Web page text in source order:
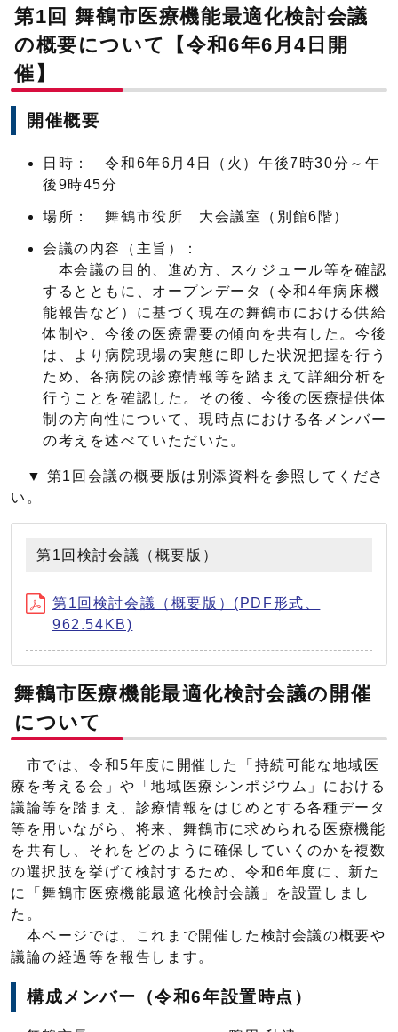
第1回 舞鶴市医療機能最適化検討会議
の概要について【令和6年6月4日開
催】
開催概要
日時： 令和6年6月4日（火）午後7時30分～午
後9時45分
場所： 舞鶴市役所 大会議室（別館6階）
会議の内容（主旨）：
本会議の目的、進め方、スケジュール等を確認
するとともに、オープンデータ（令和4年病床機
能報告など）に基づく現在の舞鶴市における供給
体制や、今後の医療需要の傾向を共有した。今後
は、より病院現場の実態に即した状況把握を行う
ため、各病院の診療情報等を踏まえて詳細分析を
行うことを確認した。その後、今後の医療提供体
制の方向性について、現時点における各メンバー
の考えを述べていただいた。
▼ 第1回会議の概要版は別添資料を参照してくださ
い。
第1回検討会議（概要版）
第1回検討会議（概要版）(PDF形式、
962.54KB)
舞鶴市医療機能最適化検討会議の開催
について
市では、令和5年度に開催した「持続可能な地域医
療を考える会」や「地域医療シンポジウム」における
議論等を踏まえ、診療情報をはじめとする各種データ
等を用いながら、将来、舞鶴市に求められる医療機能
を共有し、それをどのように確保していくのかを複数
の選択肢を挙げて検討するため、令和6年度に、新た
に「舞鶴市医療機能最適化検討会議」を設置しまし
た。
本ページでは、これまで開催した検討会議の概要や
議論の経過等を報告します。
構成メンバー（令和6年設置時点）